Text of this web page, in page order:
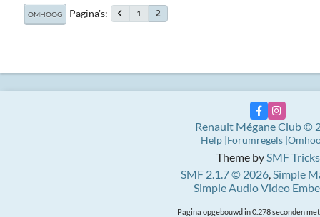
OMHOOG Pagina's 1 2
Theme bySMF Tricks
SMF 2.1.7 © 2026,Simple
Simple Audio Video
Renault Mégane Club ©
Help Forumregels
Pagina opgebouwd in 0.278 seconden